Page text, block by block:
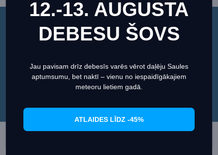
Šī vietne izmanto sīkfailus, lai nodrošinātu jums
vislabāko pieredzi mūsu vietnē.
Iestatiet Piekrītu
Pirkt Pirkt
12.-13. AUGUSTA
DEBESU ŠOVS
Jau pavisam drīz debesīs varēs vērot daļēju Saules
aptumsumu, bet naktī – vienu no iespaidīgākajiem
meteoru lietiem gadā.
ATLAIDES LĪDZ -45%